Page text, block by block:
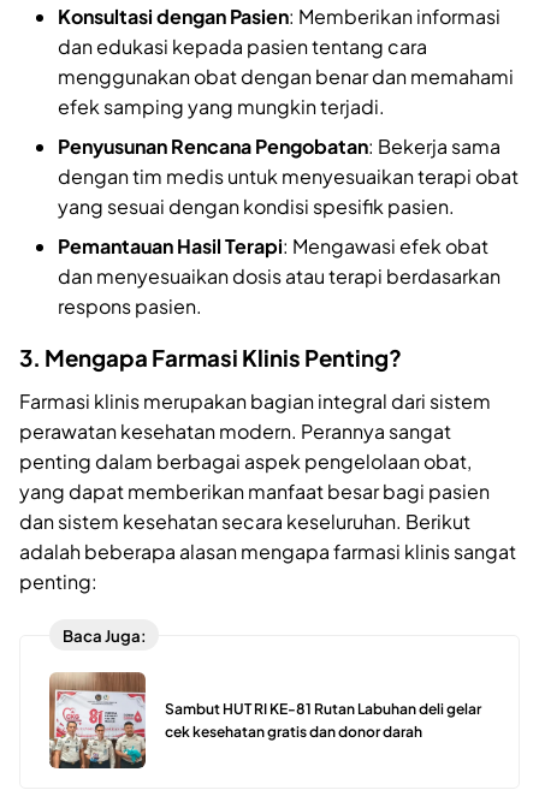
Konsultasi dengan Pasien: Memberikan informasi
dan edukasi kepada pasien tentang cara
menggunakan obat dengan benar dan memahami
efek samping yang mungkin terjadi.
Penyusunan Rencana Pengobatan: Bekerja sama
dengan tim medis untuk menyesuaikan terapi obat
yang sesuai dengan kondisi spesifik pasien.
Pemantauan Hasil Terapi: Mengawasi efek obat
dan menyesuaikan dosis atau terapi berdasarkan
respons pasien.
3. Mengapa Farmasi Klinis Penting?
Farmasi klinis merupakan bagian integral dari sistem
perawatan kesehatan modern. Perannya sangat
penting dalam berbagai aspek pengelolaan obat,
yang dapat memberikan manfaat besar bagi pasien
dan sistem kesehatan secara keseluruhan. Berikut
adalah beberapa alasan mengapa farmasi klinis sangat
penting:
Baca Juga:
Sambut HUT RI KE-81 Rutan Labuhan deli gelar
cek kesehatan gratis dan donor darah